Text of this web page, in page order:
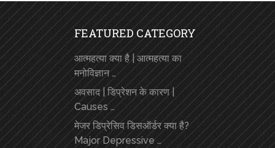
FEATURED CATEGORY
आत्महत्या क्या है | आत्महत्या का
मनोविज्ञान …
अवसाद | डिप्रेशन के कारण |
Causes …
मेजर डिप्रेसिव डिसऑर्डर क्या है?
Major Depressive …